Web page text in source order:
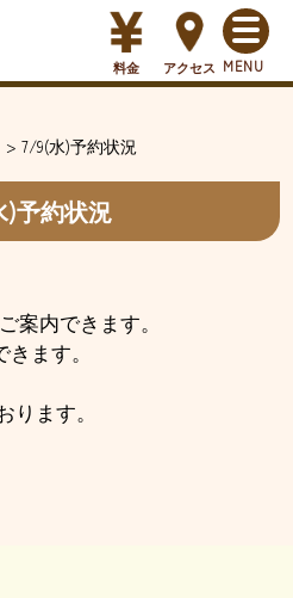
料金 アクセス
>7/9(水)予約状況
)予約状況
案内できます。
す。
ます。